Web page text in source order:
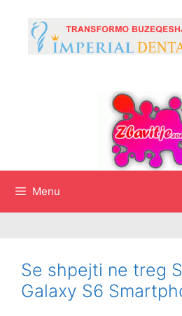
content
Menu
Se shpejti ne treg
Galaxy S6